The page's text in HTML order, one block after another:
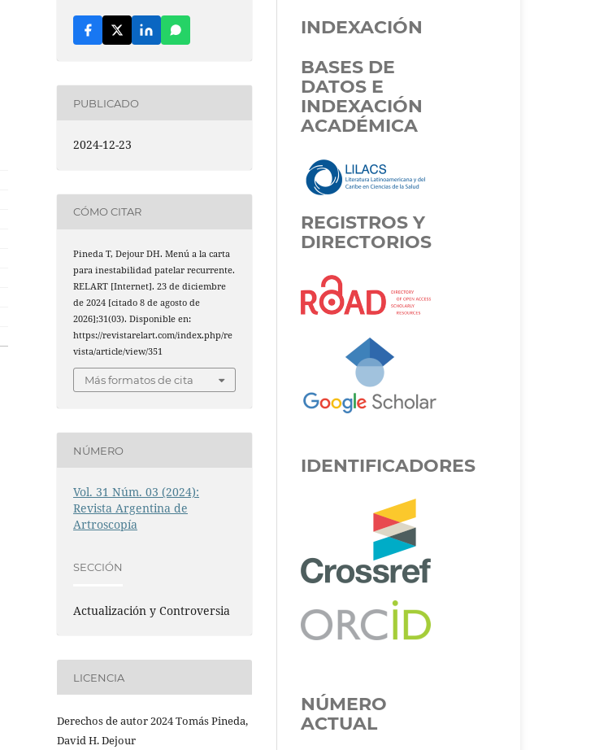
PUBLICADO
2024-12-23
CÓMO CITAR
Pineda T, Dejour DH. Menú a la carta
para inestabilidad patelar recurrente.
RELART [Internet]. 23 de diciembre
de 2024 [citado 8 de agosto de
2026];31(03). Disponible en:
https://revistarelart.com/index.php/re
vista/article/view/351
Más formatos de cita
NÚMERO
Vol. 31 Núm. 03 (2024):
Revista Argentina de
Artroscopía
SECCIÓN
Actualización y Controversia
LICENCIA
Derechos de autor 2024 Tomás Pineda,
David H. Dejour
INDEXACIÓN
BASES DE
DATOS E
INDEXACIÓN
ACADÉMICA
REGISTROS Y
DIRECTORIOS
IDENTIFICADORES
NÚMERO
ACTUAL